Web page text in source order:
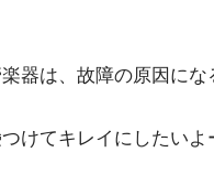
器は、故障の原因にな
けてキレイにしたいよ